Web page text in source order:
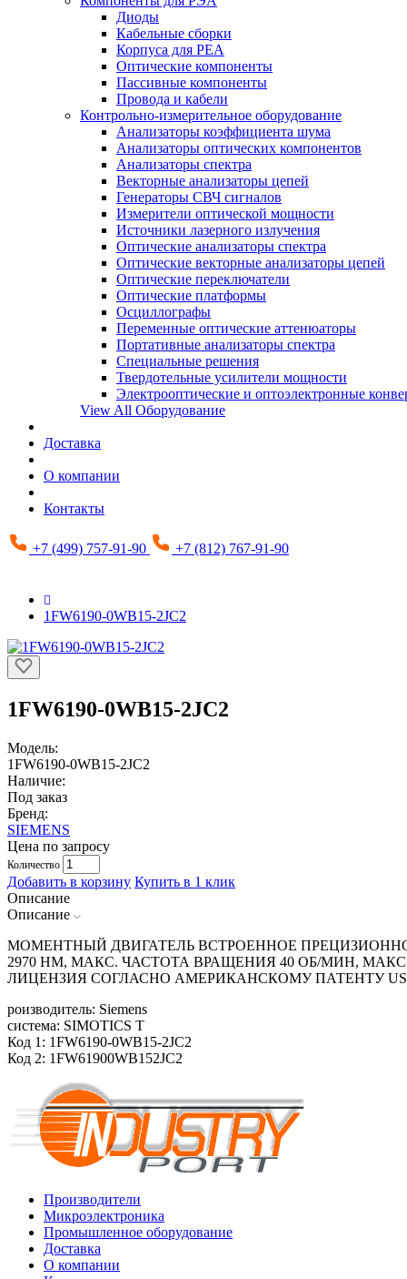
Диоды
Кабельные сборки
Корпуса для РЕА
Оптические компоненты
Пассивные компоненты
Провода и кабели
Контрольно-измерительное оборудование
Анализаторы коэффициента шума
Анализаторы оптических компонентов
Анализаторы спектра
Векторные анализаторы цепей
Генераторы СВЧ сигналов
Измерители оптической мощности
Источники лазерного излучения
Оптические анализаторы спектра
Оптические векторные анализаторы цепей
Оптические переключатели
Оптические платформы
Осциллографы
Переменные оптические аттенюаторы
Портативные анализаторы спектра
Специальные решения
Твердотельные усилители мощности
Электрооптические и оптоэлектронные
View All Оборудование
Доставка
О компании
Контакты
+7 (499) 757-91-90 +7 (812) 767-91-90
1FW6190-0WB15-2JC2
1FW6190-0WB15-2JC2
Модель:
1FW6190-0WB15-2JC2
Наличие:
Под заказ
Бренд:
SIEMENS
Цена по запросу
Количество
Добавить в корзину Купить в 1 клик
Описание
Описание
МОМЕНТНЫЙ ДВИГАТЕЛЬ ВСТРОЕННОЕ
2970 HM, МАКС. ЧАСТОТА ВРАЩЕНИЯ 40 ОБ/MИН,
ЛИЦЕНЗИЯ СОГЛАСНО АМЕРИКАНСКОМУ ПАТЕНТУ
роизводитель: Siemens
система: SIMOTICS T
Код 1: 1FW6190-0WB15-2JC2
Код 2: 1FW61900WB152JC2
Производители
Микроэлектроника
Промышленное оборудование
Доставка
О компании